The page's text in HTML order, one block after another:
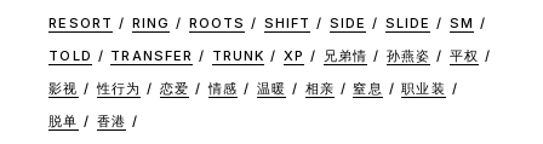
RESORT
RING ROOTS SHIFT SIDE SLIDE
SM
TOLD
TRANSFER TRUNK XP 兄弟情 孙燕姿
平权
影视
性行为 恋爱 情感 温暖 相亲 窒息
职业装
脱单
香港